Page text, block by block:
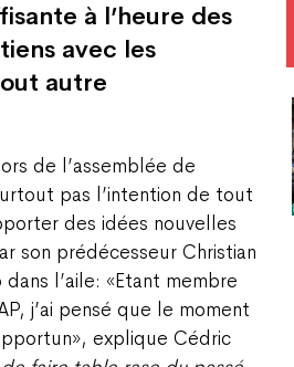
à l’heure des
avec les
autre
de l’assemblée de
pas l’intention de tout
des idées nouvelles
son prédécesseur Christian
l’aile: «Etant membre
j’ai pensé que le moment
explique Cédric